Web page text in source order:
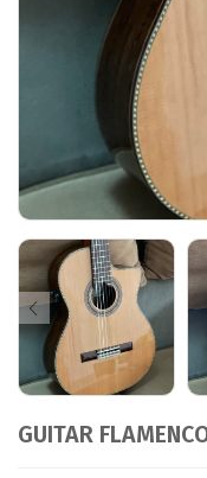
GUITAR